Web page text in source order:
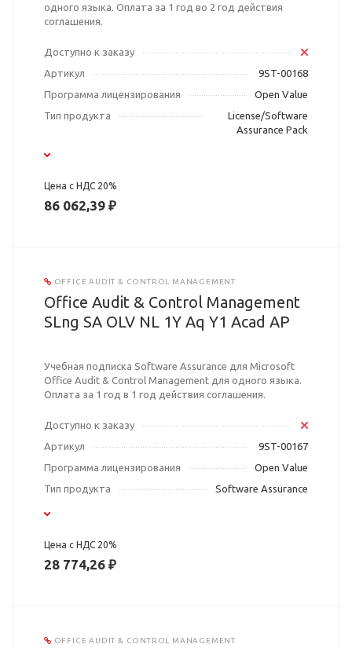
одного языка. Оплата за 1 год во 2 год действия
соглашения.
Доступно к заказу
Артикул
9ST-00168
Программа лицензирования
Open Value
Тип продукта
License/Software
Assurance Pack
Цена с НДС 20%
86 062,39 ₽
OFFICE AUDIT & CONTROL MANAGEMENT
Office Audit & Control Management
SLng SA OLV NL 1Y Aq Y1 Acad AP
Учебная подписка Software Assurance для Microsoft
Office Audit & Control Management для одного языка.
Оплата за 1 год в 1 год действия соглашения.
Доступно к заказу
Артикул
9ST-00167
Программа лицензирования
Open Value
Тип продукта
Software Assurance
Цена с НДС 20%
28 774,26 ₽
OFFICE AUDIT & CONTROL MANAGEMENT